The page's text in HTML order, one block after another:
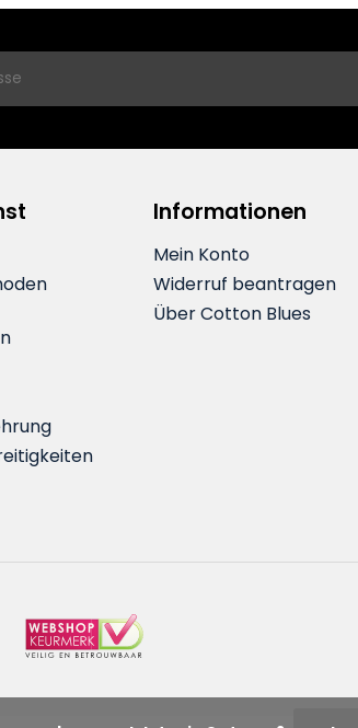
Informationen
Mein Konto
Widerruf beantragen
Über Cotton Blues